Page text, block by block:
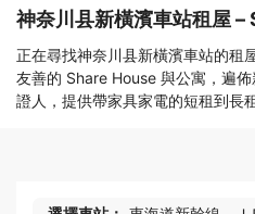
神奈川县新橫濱車站租屋
正在尋找神奈川县新橫濱車站的租
友善的 Share House 與公寓，遍
證人，提供帶家具家電的短租到長